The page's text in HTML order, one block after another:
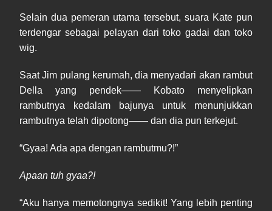
Selain dua pemeran utama tersebut, suara Kate pun
terdengar sebagai pelayan dari toko gadai dan toko
wig.
Saat Jim pulang kerumah, dia menyadari akan rambut
Della yang pendek—— Kobato menyelipkan
rambutnya kedalam bajunya untuk menunjukkan
rambutnya telah dipotong—— dan dia pun terkejut.
“Gyaa! Ada apa dengan rambutmu?!”
Apaan tuh gyaa?!
“Aku hanya memotongnya sedikit! Yang lebih penting